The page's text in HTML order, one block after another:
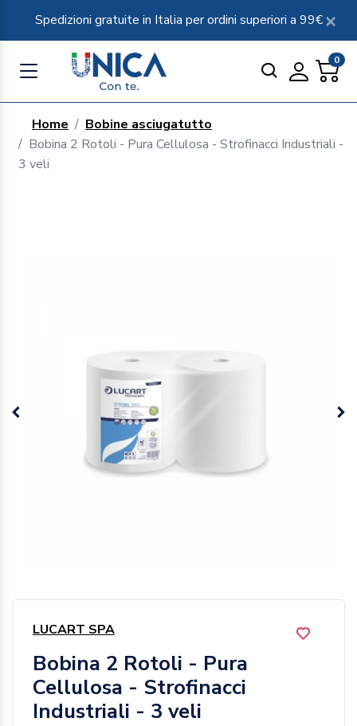
Spedizioni gratuite in Italia per ordini superiori a 99€
0
Home
Bobine asciugatutto
Bobina 2 Rotoli - Pura Cellulosa - Strofinacci Industriali -
3 veli
LUCART SPA
Bobina 2 Rotoli - Pura
Cellulosa - Strofinacci
Industriali - 3 veli